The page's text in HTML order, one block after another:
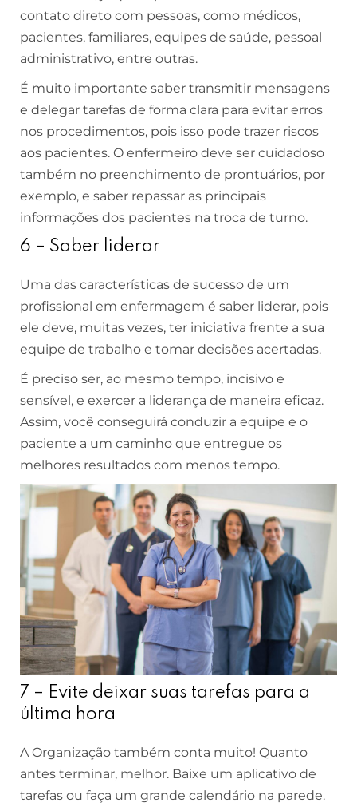
contato direto com pessoas, como médicos,
pacientes, familiares, equipes de saúde, pessoal
administrativo, entre outras.
É muito importante saber transmitir mensagens
e delegar tarefas de forma clara para evitar erros
nos procedimentos, pois isso pode trazer riscos
aos pacientes. O enfermeiro deve ser cuidadoso
também no preenchimento de prontuários, por
exemplo, e saber repassar as principais
informações dos pacientes na troca de turno.
6 – Saber liderar
Uma das características de sucesso de um
profissional em enfermagem é saber liderar, pois
ele deve, muitas vezes, ter iniciativa frente a sua
equipe de trabalho e tomar decisões acertadas.
É preciso ser, ao mesmo tempo, incisivo e
sensível, e exercer a liderança de maneira eficaz.
Assim, você conseguirá conduzir a equipe e o
paciente a um caminho que entregue os
melhores resultados com menos tempo.
7 – Evite deixar suas tarefas para a
última hora
A Organização também conta muito! Quanto
antes terminar, melhor. Baixe um aplicativo de
tarefas ou faça um grande calendário na parede.